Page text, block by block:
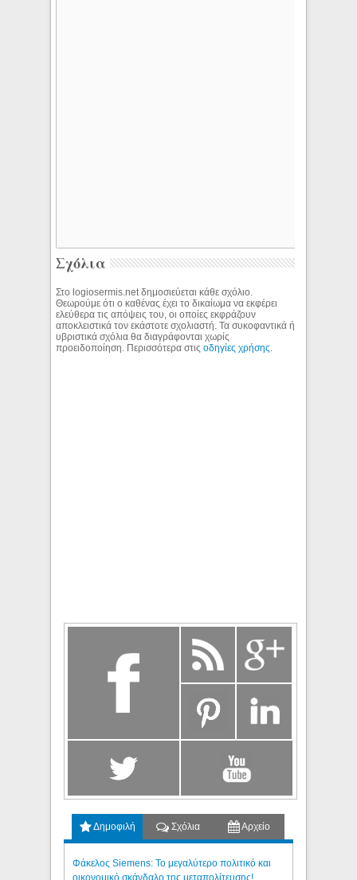
Σχόλια
Στο logiosermis.net δημοσιεύεται κάθε σχόλιο.
Θεωρούμε ότι ο καθένας έχει το δικαίωμα να εκφέρει
ελεύθερα τις απόψεις του, οι οποίες εκφράζουν
αποκλειστικά τον εκάστοτε σχολιαστή. Τα συκοφαντικά ή
υβριστικά σχόλια θα διαγράφονται χωρίς
προειδοποίηση. Περισσότερα στιςοδηγίες χρήσης
Δημοφιλή Σχόλια Αρχείο
Φάκελος Siemens: Το μεγαλύτερο πολιτικό και
οικονομικό σκάνδαλο της μεταπολίτευσης!